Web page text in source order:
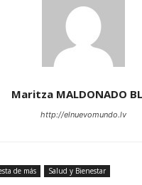
Maritza MALDONADO
http://elnuevomundo.lv
de más Salud y Bienestar